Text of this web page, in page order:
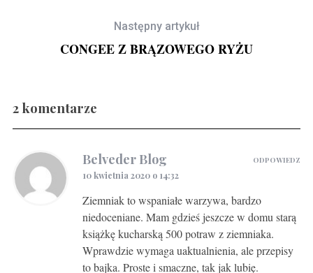
Następny artykuł
CONGEE Z BRĄZOWEGO RYŻU
2 komentarze
Belveder Blog
10 kwietnia 2020 o 14:32
Ziemniak to wspaniałe warzywa, bardzo
niedoceniane. Mam gdzieś jeszcze w domu starą
książkę kucharską 500 potraw z ziemniaka.
Wprawdzie wymaga uaktualnienia, ale przepisy
to bajka. Proste i smaczne, tak jak lubię.
ODPOWIEDZ